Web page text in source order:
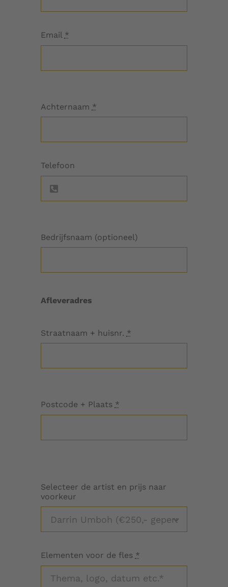
Email *
Achternaam *
Telefoon
Bedrijfsnaam (optioneel)
Afleveradres
Straatnaam + huisnr. *
Postcode + Plaats *
Selecteer de artist en prijs naar
voorkeur
Elementen voor de fles *